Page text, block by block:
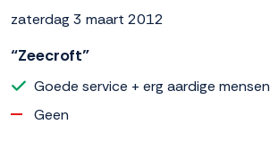
zaterdag 3 maart 2012
“Zeecroft”
Goede service + erg aardige mensen
Geen